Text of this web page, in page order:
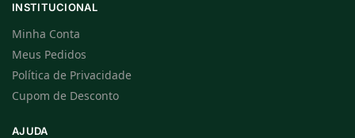
INSTITUCIONAL
Minha Conta
Meus Pedidos
Política de Privacidade
Cupom de Desconto
AJUDA